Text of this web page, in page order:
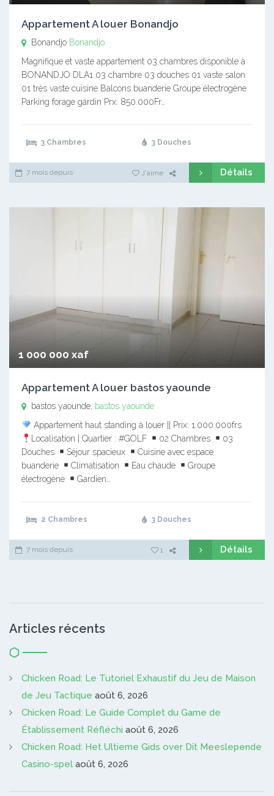
Appartement A louer Bonandjo
Bonandjo Bonandjo
Magnifique et vaste appartement 03 chambres disponible à
BONANDJO DLA1 03 chambre 03 douches 01 vaste salon
01 très vaste cuisine Balcons buanderie Groupe électrogène
Parking forage gardin Prx: 850.000Fr…
3 Chambres 3 Douches
7 mois depuis J'aime Détails
1 000 000 xaf
Appartement A louer bastos yaounde
bastos yaounde, bastos yaounde
Appartement haut standing à louer || Prix: 1.000.000frs
Localisation | Quartier : #GOLF
02 Chambres
03
Douches
Séjour spacieux
Cuisine avec espace
buanderie
Climatisation Eau chaude
Groupe
électrogène
Gardien…
2 Chambres 3 Douches
7 mois depuis 1 Détails
Articles récents
Chicken Road: Le Tutoriel Exhaustif du Jeu de Maison
de Jeu Tactique août 6, 2026
Chicken Road: Le Guide Complet du Game de
Établissement Réfléchi août 6, 2026
Chicken Road: Het Ultieme Gids over Dit Meeslepende
Casino-spel août 6, 2026